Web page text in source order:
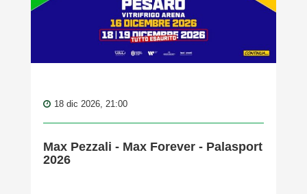
18 dic 2026, 21:00
Max Pezzali - Max Forever - Palasport
2026